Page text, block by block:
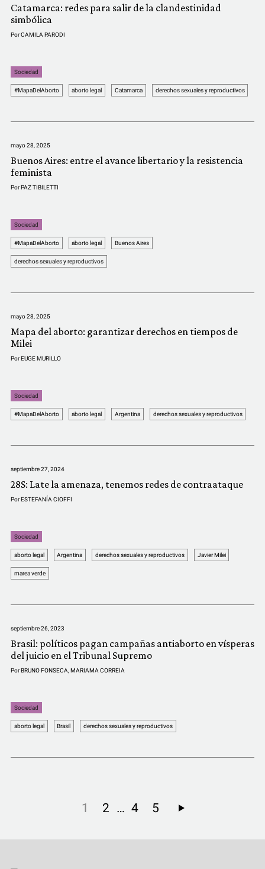
Catamarca: redes para salir de la clandestinidad
simbólica
PorCAMILA PARODI
Sociedad
#MapaDelAborto aborto legal Catamarca derechos sexuales y reproductivos
mayo 28, 2025
Buenos Aires: entre el avance libertario y la resistencia
feminista
PorPAZ TIBILETTI
Sociedad
#MapaDelAborto aborto legal Buenos Aires
derechos sexuales y reproductivos
mayo 28, 2025
Mapa del aborto: garantizar derechos en tiempos de
Milei
PorEUGE MURILLO
Sociedad
#MapaDelAborto aborto legal Argentina derechos sexuales y reproductivos
septiembre 27, 2024
28S: Late la amenaza, tenemos redes de contraataque
PorESTEFANÍA CIOFFI
Sociedad
aborto legal Argentina derechos sexuales y reproductivos Javier Milei
marea verde
septiembre 26, 2023
Brasil: políticos pagan campañas antiaborto en vísperas
del juicio en el Tribunal Supremo
PorBRUNO FONSECA MARIAMA CORREIA
Sociedad
aborto legal Brasil derechos sexuales y reproductivos
1 2 … 4 5